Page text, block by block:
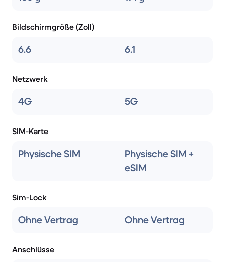
Bildschirmgröße (Zoll)
6.6 6.1
Netzwerk
4G 5G
SIM-Karte
Physische SIM
Physische SIM +
eSIM
Sim-Lock
Ohne Vertrag Ohne Vertrag
Anschlüsse